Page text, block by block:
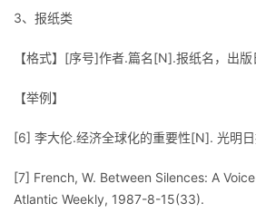
3、报纸类
【格式】[序号]作者.篇名[N].报纸名，出
【举例】
[6] 李大伦.经济全球化的重要性[N]. 光明
[7] French, W. Between Silences: A
Atlantic Weekly, 1987-8-15(33).